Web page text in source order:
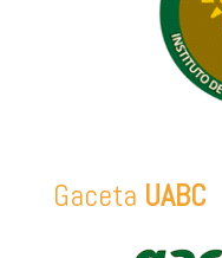
Gaceta UABC